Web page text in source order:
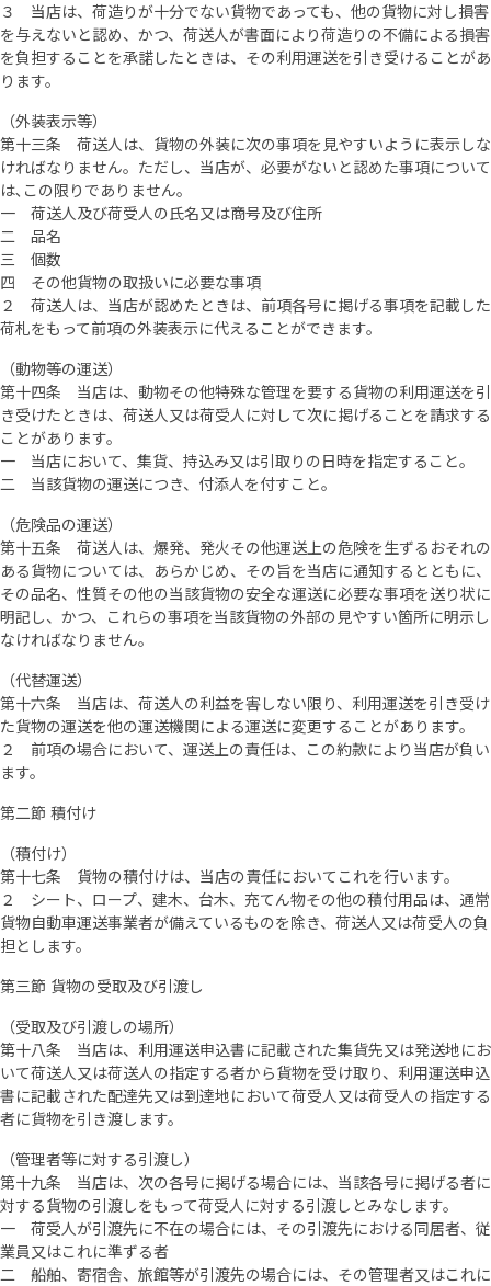
３ 当店は、荷造りが十分でない貨物であっても、他の貨物に対し損害
を与えないと認め、かつ、荷送人が書面により荷造りの不備による損害
を負担することを承諾したときは、その利用運送を引き受けることがあ
ります。
（外装表示等）
第十三条 荷送人は、貨物の外装に次の事項を見やすいように表示しな
ければなりません。ただし、当店が、必要がないと認めた事項について
は､この限りでありません。
一 荷送人及び荷受人の氏名又は商号及び住所
二 品名
三 個数
四 その他貨物の取扱いに必要な事項
２ 荷送人は、当店が認めたときは、前項各号に掲げる事項を記載した
荷札をもって前項の外装表示に代えることができます。
（動物等の運送）
第十四条 当店は、動物その他特殊な管理を要する貨物の利用運送を引
き受けたときは、荷送人又は荷受人に対して次に掲げることを請求する
ことがあります。
一 当店において、集貨、持込み又は引取りの日時を指定すること。
二 当該貨物の運送につき、付添人を付すこと。
（危険品の運送）
第十五条 荷送人は、爆発、発火その他運送上の危険を生ずるおそれの
ある貨物については、あらかじめ、その旨を当店に通知するとともに、
その品名、性質その他の当該貨物の安全な運送に必要な事項を送り状に
明記し、かつ、これらの事項を当該貨物の外部の見やすい箇所に明示し
なければなりません。
（代替運送）
第十六条 当店は、荷送人の利益を害しない限り、利用運送を引き受け
た貨物の運送を他の運送機関による運送に変更することがあります。
２ 前項の場合において、運送上の責任は、この約款により当店が負い
ます。
第二節 積付け
（積付け）
第十七条 貨物の積付けは、当店の責任においてこれを行います。
２ シート、ロープ、建木、台木、充てん物その他の積付用品は、通常
貨物自動車運送事業者が備えているものを除き、荷送人又は荷受人の負
担とします。
第三節 貨物の受取及び引渡し
（受取及び引渡しの場所）
第十八条 当店は、利用運送申込書に記載された集貨先又は発送地にお
いて荷送人又は荷送人の指定する者から貨物を受け取り、利用運送申込
書に記載された配達先又は到達地において荷受人又は荷受人の指定する
者に貨物を引き渡します。
（管理者等に対する引渡し）
第十九条 当店は、次の各号に掲げる場合には、当該各号に掲げる者に
対する貨物の引渡しをもって荷受人に対する引渡しとみなします。
一 荷受人が引渡先に不在の場合には、その引渡先における同居者、従
業員又はこれに準ずる者
二 船舶、寄宿舎、旅館等が引渡先の場合には、その管理者又はこれに